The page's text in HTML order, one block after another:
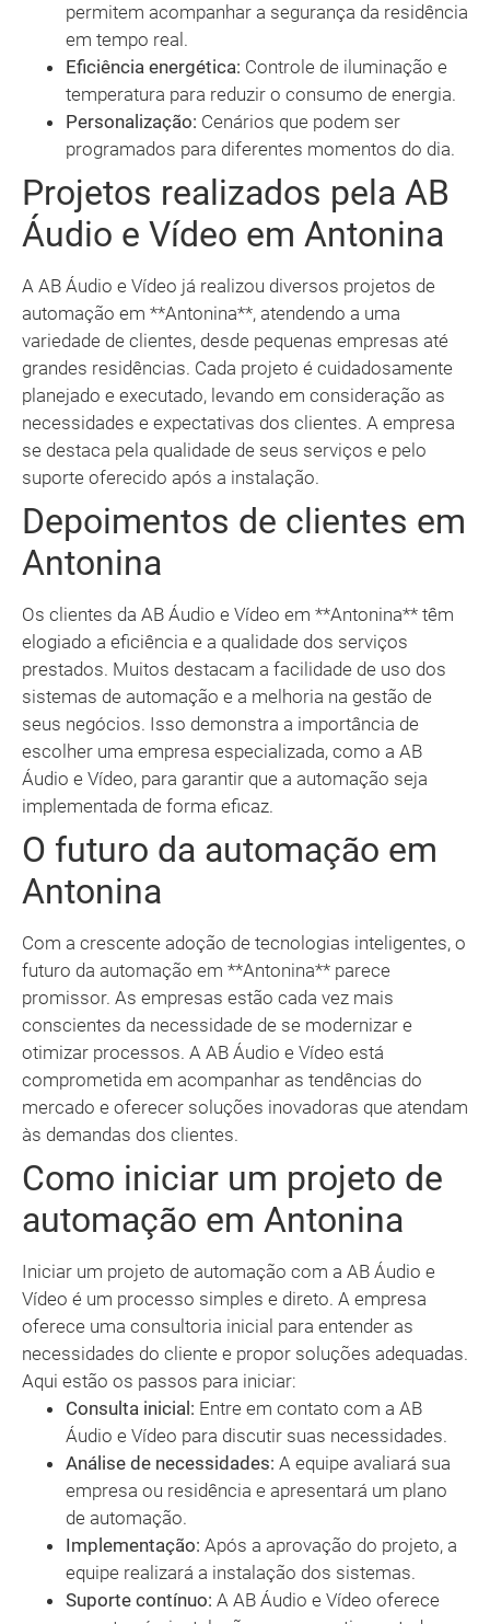
permitem acompanhar a segurança da residência
em tempo real.
Eficiência energética: Controle de iluminação e
temperatura para reduzir o consumo de energia.
Personalização: Cenários que podem ser
programados para diferentes momentos do dia.
Projetos realizados pela AB
Áudio e Vídeo em Antonina
A AB Áudio e Vídeo já realizou diversos projetos de
automação em **Antonina**, atendendo a uma
variedade de clientes, desde pequenas empresas até
grandes residências. Cada projeto é cuidadosamente
planejado e executado, levando em consideração as
necessidades e expectativas dos clientes. A empresa
se destaca pela qualidade de seus serviços e pelo
suporte oferecido após a instalação.
Depoimentos de clientes em
Antonina
Os clientes da AB Áudio e Vídeo em **Antonina** têm
elogiado a eficiência e a qualidade dos serviços
prestados. Muitos destacam a facilidade de uso dos
sistemas de automação e a melhoria na gestão de
seus negócios. Isso demonstra a importância de
escolher uma empresa especializada, como a AB
Áudio e Vídeo, para garantir que a automação seja
implementada de forma eficaz.
O futuro da automação em
Antonina
Com a crescente adoção de tecnologias inteligentes, o
futuro da automação em **Antonina** parece
promissor. As empresas estão cada vez mais
conscientes da necessidade de se modernizar e
otimizar processos. A AB Áudio e Vídeo está
comprometida em acompanhar as tendências do
mercado e oferecer soluções inovadoras que atendam
às demandas dos clientes.
Como iniciar um projeto de
automação em Antonina
Iniciar um projeto de automação com a AB Áudio e
Vídeo é um processo simples e direto. A empresa
oferece uma consultoria inicial para entender as
necessidades do cliente e propor soluções adequadas.
Aqui estão os passos para iniciar:
Consulta inicial: Entre em contato com a AB
Áudio e Vídeo para discutir suas necessidades.
Análise de necessidades: A equipe avaliará sua
empresa ou residência e apresentará um plano
de automação.
Implementação: Após a aprovação do projeto, a
equipe realizará a instalação dos sistemas.
Suporte contínuo: A AB Áudio e Vídeo oferece